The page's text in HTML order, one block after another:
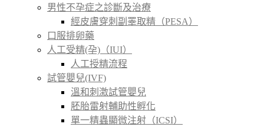
男性不孕症之診斷及治療
經皮膚穿刺副睪取精（PESA）
口服排卵藥
人工受精(孕)（IUI）
人工授精流程
試管嬰兒(IVF)
溫和刺激試管嬰兒
胚胎雷射輔助性孵化
單一精蟲顯微注射（ICSI）